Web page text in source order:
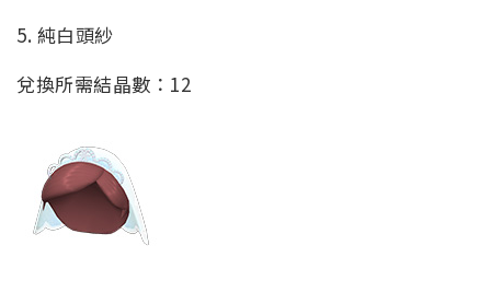
5. 純白頭紗
兌換所需結晶數：12